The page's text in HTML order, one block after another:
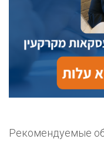
Рекомендуемые